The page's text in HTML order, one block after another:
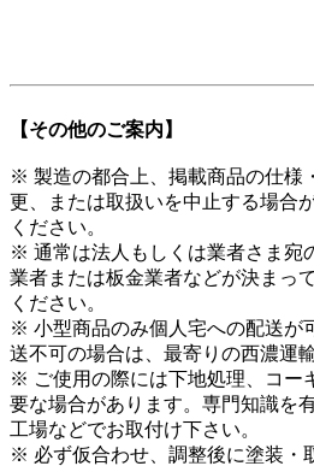
【その他のご案内】
※ 製造の都合上、掲載商品の仕様
更、または取扱いを中止する場合
ください。
※ 通常は法人もしくは業者さま宛
業者または板金業者などが決まっ
ください。
※ 小型商品のみ個人宅への配送が
送不可の場合は、最寄りの西濃運
※ ご使用の際には下地処理、コー
要な場合があります。専門知識を
工場などでお取付け下さい。
※ 必ず仮合わせ、調整後に塗装・